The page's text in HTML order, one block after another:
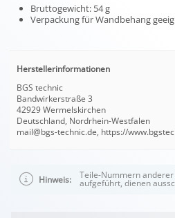
Bruttogewicht: 54 g
Verpackung für Wandbehang
Herstellerinformationen
BGS technic
Bandwirkerstraße 3
42929 Wermelskirchen
Deutschland, Nordrhein-Westfalen
mail@bgs-technic.de, https://
Hinweis: Teile-Nummern
aufgeführt, dienen